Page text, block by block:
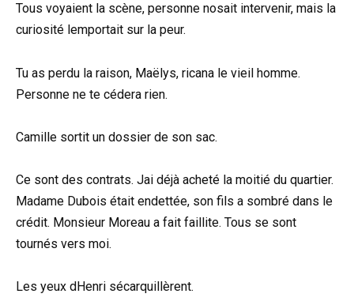
Tous voyaient la scène, personne nosait intervenir, mais la
curiosité lemportait sur la peur.
Tu as perdu la raison, Maëlys, ricana le vieil homme.
Personne ne te cédera rien.
Camille sortit un dossier de son sac.
Ce sont des contrats. Jai déjà acheté la moitié du quartier.
Madame Dubois était endettée, son fils a sombré dans le
crédit. Monsieur Moreau a fait faillite. Tous se sont
tournés vers moi.
Les yeux dHenri sécarquillèrent.